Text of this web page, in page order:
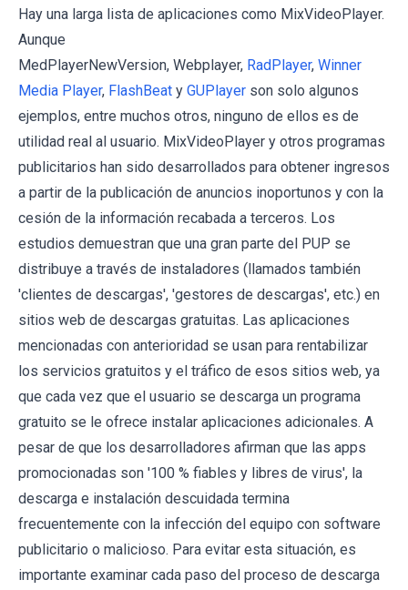
Hay una larga lista de aplicaciones como MixVideoPlayer.
Aunque
MedPlayerNewVersion, Webplayer, RadPlayer, Winner
Media Player, FlashBeat y GUPlayer son solo algunos
ejemplos, entre muchos otros, ninguno de ellos es de
utilidad real al usuario. MixVideoPlayer y otros programas
publicitarios han sido desarrollados para obtener ingresos
a partir de la publicación de anuncios inoportunos y con la
cesión de la información recabada a terceros. Los
estudios demuestran que una gran parte del PUP se
distribuye a través de instaladores (llamados también
'clientes de descargas', 'gestores de descargas', etc.) en
sitios web de descargas gratuitas. Las aplicaciones
mencionadas con anterioridad se usan para rentabilizar
los servicios gratuitos y el tráfico de esos sitios web, ya
que cada vez que el usuario se descarga un programa
gratuito se le ofrece instalar aplicaciones adicionales. A
pesar de que los desarrolladores afirman que las apps
promocionadas son '100 % fiables y libres de virus', la
descarga e instalación descuidada termina
frecuentemente con la infección del equipo con software
publicitario o malicioso. Para evitar esta situación, es
importante examinar cada paso del proceso de descarga